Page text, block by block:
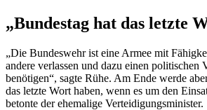
„Bundestag hat das letzte
„Die Bundeswehr ist eine Armee mit
andere verlassen und dazu einen politischen
benötigen“, sagte Rühe. Am Ende werde
das letzte Wort haben, wenn es um den
betonte der ehemalige Verteidigungsminister.